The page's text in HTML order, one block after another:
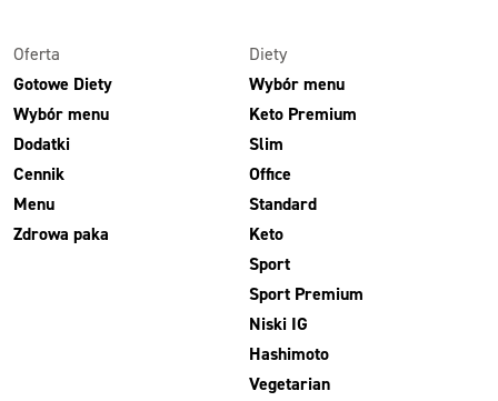
Oferta
Gotowe Diety
Wybór menu
Dodatki
Cennik
Menu
Zdrowa paka
Diety
Wybór menu
Keto Premium
Slim
Office
Standard
Keto
Sport
Sport Premium
Niski IG
Hashimoto
Vegetarian